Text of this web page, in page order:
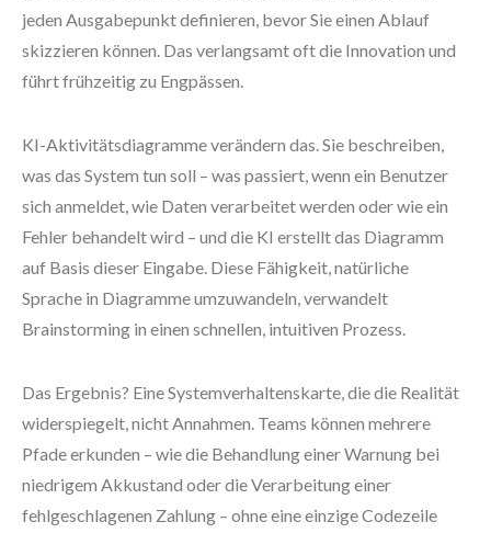
jeden Ausgabepunkt definieren, bevor Sie einen Ablauf
skizzieren können. Das verlangsamt oft die Innovation und
führt frühzeitig zu Engpässen.
KI-Aktivitätsdiagramme verändern das. Sie beschreiben,
was das System tun soll – was passiert, wenn ein Benutzer
sich anmeldet, wie Daten verarbeitet werden oder wie ein
Fehler behandelt wird – und die KI erstellt das Diagramm
auf Basis dieser Eingabe. Diese Fähigkeit, natürliche
Sprache in Diagramme umzuwandeln, verwandelt
Brainstorming in einen schnellen, intuitiven Prozess.
Das Ergebnis? Eine Systemverhaltenskarte, die die Realität
widerspiegelt, nicht Annahmen. Teams können mehrere
Pfade erkunden – wie die Behandlung einer Warnung bei
niedrigem Akkustand oder die Verarbeitung einer
fehlgeschlagenen Zahlung – ohne eine einzige Codezeile